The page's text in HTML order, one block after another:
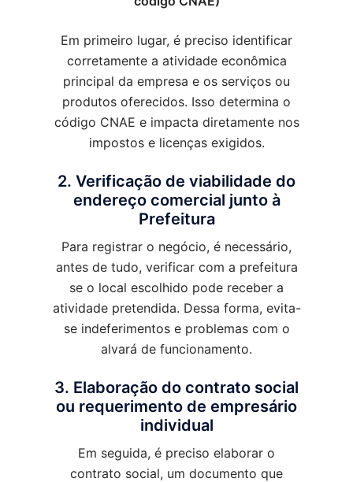
Em primeiro lugar, é preciso identificar
corretamente a atividade econômica
principal da empresa e os serviços ou
produtos oferecidos. Isso determina o
código CNAE e impacta diretamente nos
impostos e licenças exigidos.
2. Verificação de viabilidade do
endereço comercial junto à
Prefeitura
Para registrar o negócio, é necessário,
antes de tudo, verificar com a prefeitura
se o local escolhido pode receber a
atividade pretendida. Dessa forma, evita-
se indeferimentos e problemas com o
alvará de funcionamento.
3. Elaboração do contrato social
ou requerimento de empresário
individual
Em seguida, é preciso elaborar o
contrato social, um documento que